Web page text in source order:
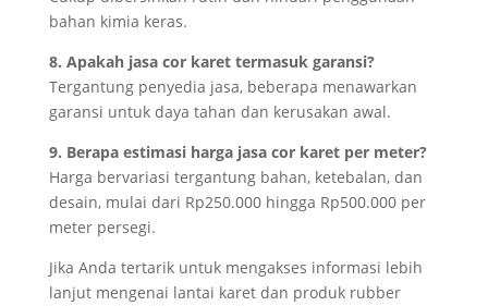
bahan kimia keras.
8. Apakah jasa cor karet termasuk garansi?
Tergantung penyedia jasa, beberapa menawarkan
garansi untuk daya tahan dan kerusakan awal.
9. Berapa estimasi harga jasa cor karet per meter?
Harga bervariasi tergantung bahan, ketebalan, dan
desain, mulai dari Rp250.000 hingga Rp500.000 per
meter persegi.
Jika Anda tertarik untuk mengakses informasi lebih
lanjut mengenai lantai karet dan produk rubber